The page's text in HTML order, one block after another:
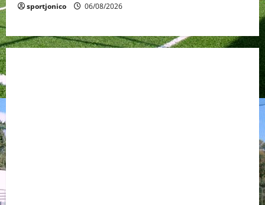
sportjonico 06/08/2026